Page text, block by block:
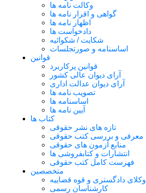
وکالت نامه ها
گواهی و اقرار نامه ها
اظهار نامه ها
دادخواست ها
شکایت / شکوائیه
اساسنامه و صورتجلسات
قوانین
قوانین پرکاربرد
آرای دیوان عالی کشور
آرای دیوان عدالت اداری
تصویب نامه ها
اساسنامه ها
آیین نامه ها
کتاب ها
تازه های نشر حقوقی
معرفی و بررسی کتب حقوقی
منابع آزمون های حقوقی
انتشارات و کتابفروشی ها
فهرست کامل کتب حقوقی
متخصصین
وکلای دادگستری و قوه قضاییه
کارشناسان رسمی